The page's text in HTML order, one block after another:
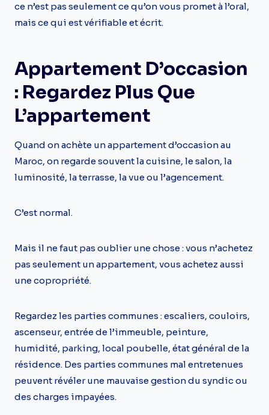
ce n’est pas seulement ce qu’on vous promet à l’oral,
mais ce qui est vérifiable et écrit.
Appartement D’occasion
: Regardez Plus Que
L’appartement
Quand on achète un appartement d’occasion au
Maroc, on regarde souvent la cuisine, le salon, la
luminosité, la terrasse, la vue ou l’agencement.
C’est normal.
Mais il ne faut pas oublier une chose : vous n’achetez
pas seulement un appartement, vous achetez aussi
une copropriété.
Regardez les parties communes : escaliers, couloirs,
ascenseur, entrée de l’immeuble, peinture,
humidité, parking, local poubelle, état général de la
résidence. Des parties communes mal entretenues
peuvent révéler une mauvaise gestion du syndic ou
des charges impayées.